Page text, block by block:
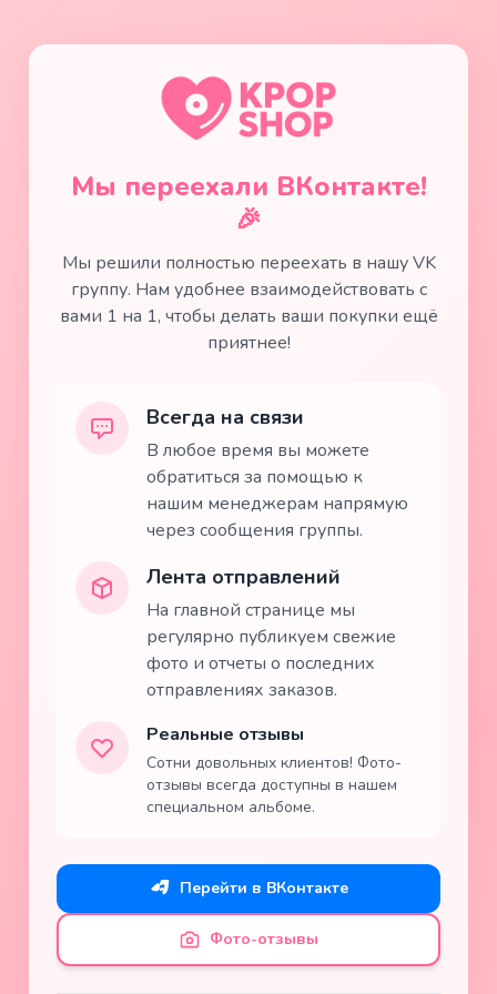
Мы переехали ВКонтакте!
🎉
Мы решили полностью переехать в нашу VK
группу. Нам удобнее взаимодействовать с
вами 1 на 1, чтобы делать ваши покупки ещё
приятнее!
Всегда на связи
В любое время вы можете
обратиться за помощью к
нашим менеджерам напрямую
через сообщения группы.
Лента отправлений
На главной странице мы
регулярно публикуем свежие
фото и отчеты о последних
отправлениях заказов.
Реальные отзывы
Сотни довольных клиентов! Фото-
отзывы всегда доступны в нашем
специальном альбоме.
Перейти в ВКонтакте
Фото-отзывы